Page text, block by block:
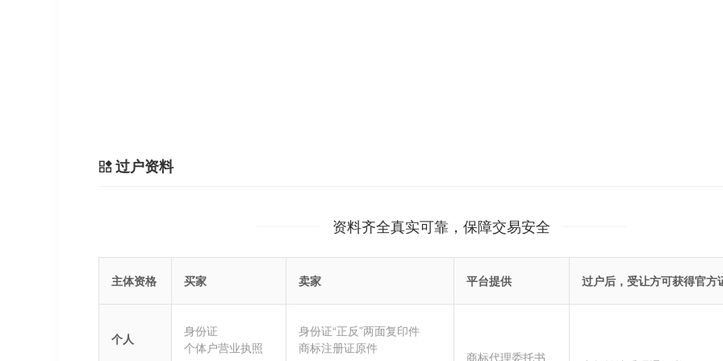
过户资料
资料齐全真实可靠，保障交易安全
主体资格 买家 卖家 平台提供 过户后，受让方可获得官方
个人
身份证
个体户营业执照
身份证“正反”两面复印件
商标注册证原件
商标代理委托书